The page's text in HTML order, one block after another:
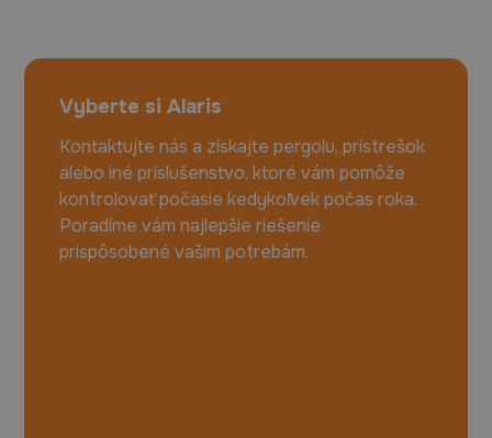
Vyberte si Alaris
Kontaktujte nás a získajte pergolu, prístrešok
alebo iné príslušenstvo, ktoré vám pomôže
kontrolovať počasie kedykoľvek počas roka.
Poradíme vám najlepšie riešenie
prispôsobené vašim potrebám.